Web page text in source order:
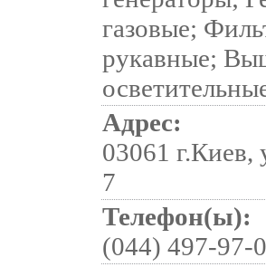
газовые;
рукавные;
Адрес:
03061 г.Киев,
7
Телефон(ы):
(044) 497-97-